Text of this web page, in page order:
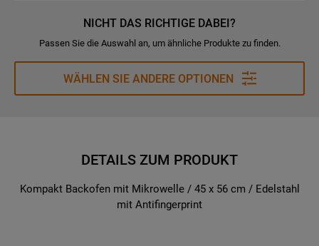
NICHT DAS RICHTIGE DABEI?
Passen Sie die Auswahl an, um ähnliche Produkte zu finden.
WÄHLEN SIE ANDERE OPTIONEN
DETAILS ZUM PRODUKT
Kompakt Backofen mit Mikrowelle / 45 x 56 cm / Edelstahl
mit Antifingerprint